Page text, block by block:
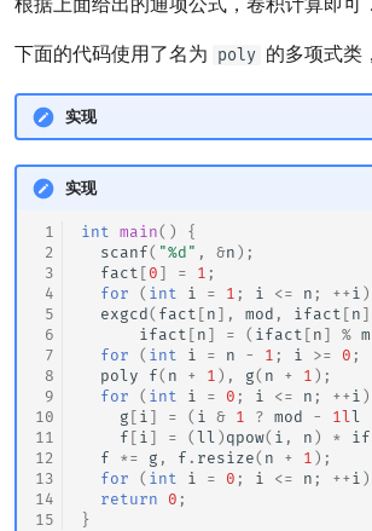
下面的代码使用了名为 poly 的多项式类
实现
实现
1
2
3
4
5
6
7
8
9
10
11
12
13
14
15
int main()
{
scanf( "%d" , &n );
fact [ 0 ] = 1 ;
for
( int i = 1 ; i <= n ; ++ i )
exgcd( fact [ n ], mod , ifact [ n
ifact [ n ] = ( ifact [ n ] %
for
( int i = n - 1 ; i >= 0 ;
poly
f( n + 1 ), g( n + 1 );
for
( int i = 0 ; i <= n ; ++ i )
g [ i ] = ( i & 1 ? mod - 1ll
f [ i ] = (ll ) qpow( i , n ) *
f
*= g , f . resize( n + 1 );
for
( int i = 0 ; i <= n ; ++ i )
return
0 ;
}